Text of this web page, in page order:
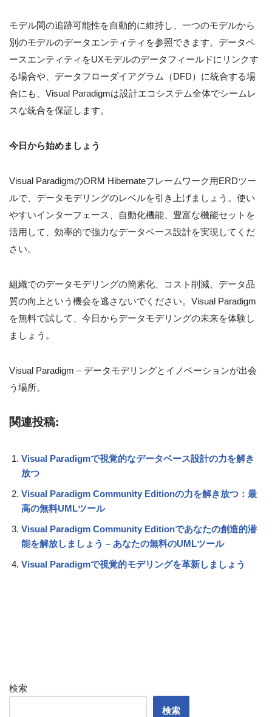
モデル間の追跡可能性を自動的に維持し、一つのモデルから
別のモデルのデータエンティティを参照できます。データベ
ースエンティティをUXモデルのデータフィールドにリンクす
る場合や、データフローダイアグラム（DFD）に統合する場
合にも、Visual Paradigmは設計エコシステム全体でシームレ
スな統合を保証します。
今日から始めましょう
Visual ParadigmのORM Hibernateフレームワーク用ERDツー
ルで、データモデリングのレベルを引き上げましょう。使い
やすいインターフェース、自動化機能、豊富な機能セットを
活用して、効率的で強力なデータベース設計を実現してくだ
さい。
組織でのデータモデリングの簡素化、コスト削減、データ品
質の向上という機会を逃さないでください。Visual Paradigm
を無料で試して、今日からデータモデリングの未来を体験し
ましょう。
Visual Paradigm – データモデリングとイノベーションが出会
う場所。
関連投稿:
Visual Paradigmで視覚的なデータベース設計の力を解き
放つ
Visual Paradigm Community Editionの力を解き放つ：最
高の無料UMLツール
Visual Paradigm Community Editionであなたの創造的潜
能を解放しましょう – あなたの無料のUMLツール
Visual Paradigmで視覚的モデリングを革新しましょう
検索
検索